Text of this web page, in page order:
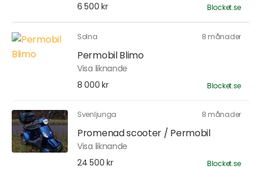
6 500 kr
Blocket.se
Solna 8 månader
Permobil Blimo
Visa liknande
8 000 kr
Blocket.se
Svenljunga 8 månader
Promenad scooter / Permobil
Visa liknande
24 500 kr
Blocket.se